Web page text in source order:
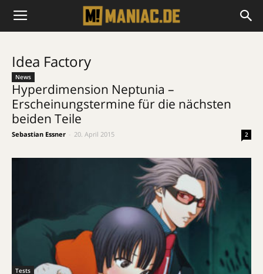
Idea Factory
News
Hyperdimension Neptunia –
Erscheinungstermine für die nächsten
beiden Teile
Sebastian Essner 20. April 2015 2
Tests